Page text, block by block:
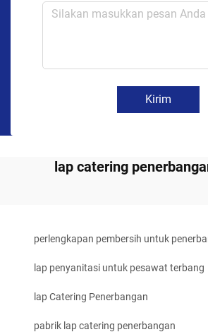
Kirim
lap catering
perlengkapan pembersih untuk
lap penyanitasi untuk pesawat terbang
lap Catering Penerbangan
pabrik lap catering penerbangan